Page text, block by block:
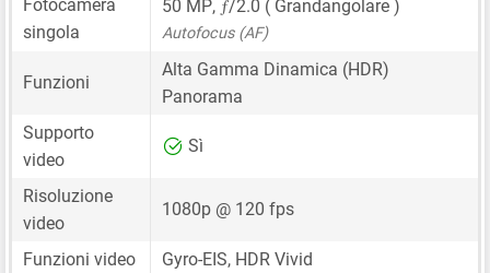
Fotocamera
singola
50 MP, /2.0 ( Grandangolare )
Autofocus (AF)
Funzioni
Alta Gamma Dinamica (HDR)
Panorama
Supporto
video
Sì
Risoluzione
video
1080p @ 120 fps
Funzioni video Gyro-EIS, HDR Vivid